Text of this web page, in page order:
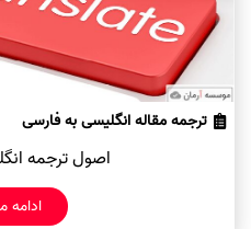
ترجمه مقاله انگلیسی به فارسی
اصول ترجمه